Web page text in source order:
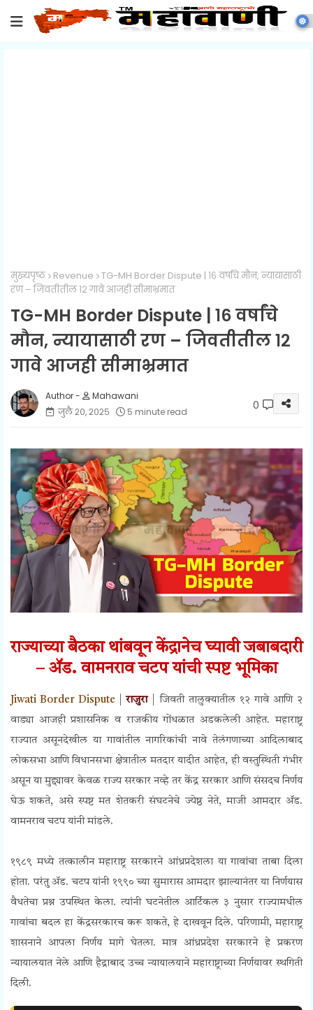
मुख्यपृष्ठ Revenue
TG-MH Border Dispute | १६ वर्षांचे मौन, न्यायासाठी
रण – जिवतीतील १२ गावे आजही सीमाभ्रमात
TG-MH Border Dispute | १६ वर्षांचे
मौन, न्यायासाठी रण – जिवतीतील १२
गावे आजही सीमाभ्रमात
Mahawani
जुलै २०, २०२५
5 minute read 0
राज्याच्या बैठका थांबवून केंद्रानेच घ्यावी जबाबदारी
– ॲड. वामनराव चटप यांची स्पष्ट भूमिका
Jiwati Border Dispute |राजुरा| जिवती तालुक्यातील १२ गावे आणि २
वाड्या आजही प्रशासनिक व राजकीय गोंधळात अडकलेली आहेत. महाराष्ट्र
राज्यात असूनदेखील या गावांतील नागरिकांची नावे तेलंगणाच्या आदिलाबाद
लोकसभा आणि विधानसभा क्षेत्रातील मतदार यादीत आहेत, ही वस्तुस्थिती गंभीर
असून या मुद्द्यावर केवळ राज्य सरकार नव्हे तर केंद्र सरकार आणि संसदच निर्णय
घेऊ शकते, असे स्पष्ट मत शेतकरी संघटनेचे ज्येष्ठ नेते, माजी आमदार ॲड.
वामनराव चटप यांनी मांडले.
१९८९ मध्ये तत्कालीन महाराष्ट्र सरकारने आंध्रप्रदेशला या गावांचा ताबा दिला
होता. परंतु ॲड. चटप यांनी १९९० च्या सुमारास आमदार झाल्यानंतर या निर्णयास
वैधतेचा प्रश्न उपस्थित केला. त्यांनी घटनेतील आर्टिकल ३ नुसार राज्यामधील
गावांचा बदल हा केंद्रसरकारच करू शकते, हे दाखवून दिले. परिणामी, महाराष्ट्र
शासनाने आपला निर्णय मागे घेतला. मात्र आंध्रप्रदेश सरकारने हे प्रकरण
न्यायालयात नेले आणि हैद्राबाद उच्च न्यायालयाने महाराष्ट्राच्या निर्णयावर स्थगिती
दिली.